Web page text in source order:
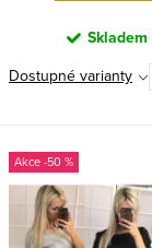
Skladem
Dostupné varianty
-50 %